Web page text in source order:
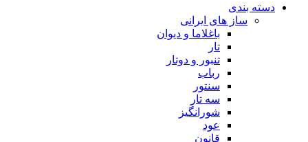
دسته بندی
ساز های ایرانی
باغلاما و دیوان
تار
تنبور و دوتار
رباب
سنتور
سه تار
شورانگیز
عود
قانون